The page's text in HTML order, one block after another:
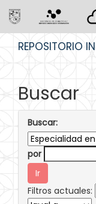
REPOSITORIO
Buscar
Buscar:
por
Filtros actuales: